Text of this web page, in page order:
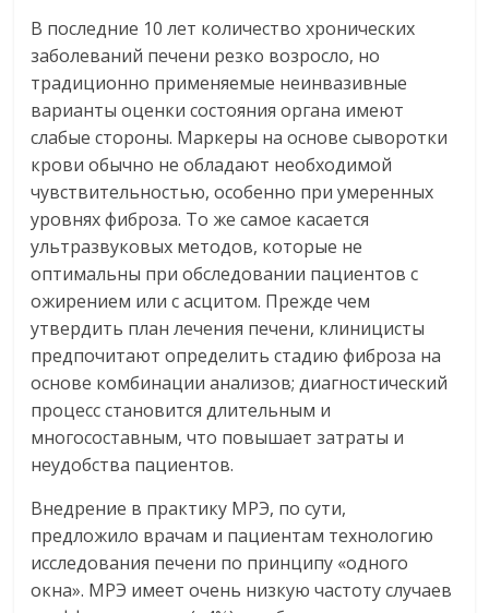
В последние 10 лет количество хронических
заболеваний печени резко возросло, но
традиционно применяемые неинвазивные
варианты оценки состояния органа имеют
слабые стороны. Маркеры на основе сыворотки
крови обычно не обладают необходимой
чувствительностью, особенно при умеренных
уровнях фиброза. То же самое касается
ультразвуковых методов, которые не
оптимальны при обследовании пациентов с
ожирением или с асцитом. Прежде чем
утвердить план лечения печени, клиницисты
предпочитают определить стадию фиброза на
основе комбинации анализов; диагностический
процесс становится длительным и
многосоставным, что повышает затраты и
неудобства пациентов.
Внедрение в практику МРЭ, по сути,
предложило врачам и пациентам технологию
исследования печени по принципу «одного
окна». МРЭ имеет очень низкую частоту случаев